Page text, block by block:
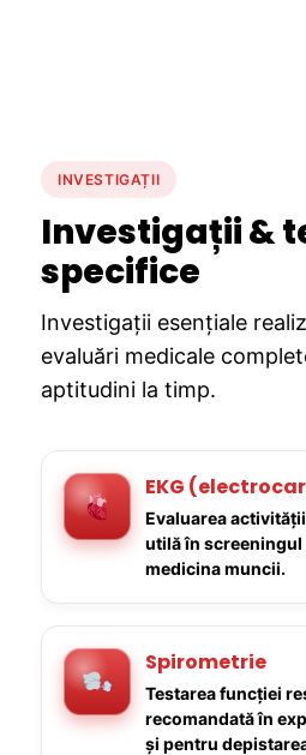
INVESTIGAȚII
Investigații &
specifice
Investigații esențiale
evaluări medicale
aptitudini la timp.
EKG
Evaluarea
utilă în screeningul
medicina muncii.
Spirometrie
Testarea funcției
recomandată în
și pentru